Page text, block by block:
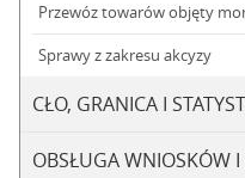
Przewóz towarów objęty
Sprawy z zakresu akcyzy
CŁO, GRANICA I
OBSŁUGA WNIOSKÓW I